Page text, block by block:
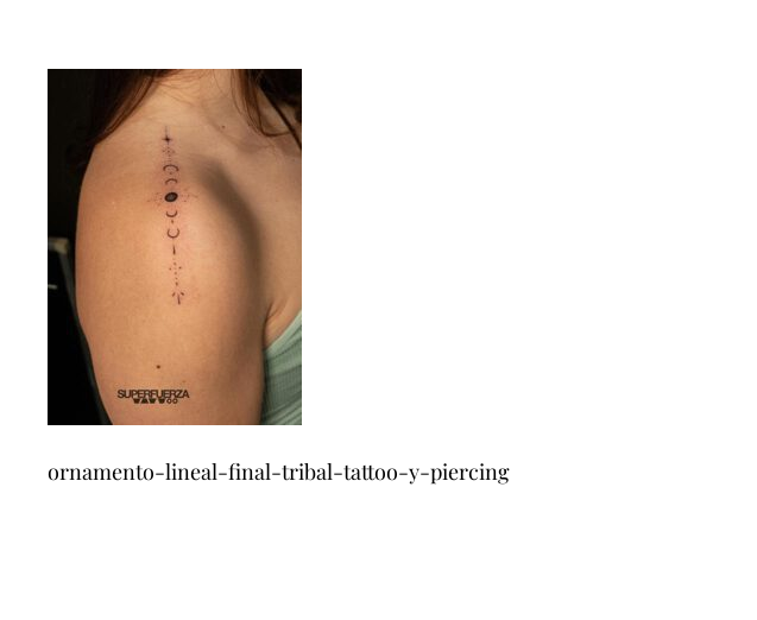
ornamento-lineal-final-tribal-tattoo-y-piercing